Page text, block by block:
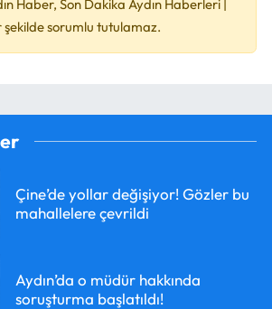
Haber, Son Dakika Aydın Haberleri |
şekilde sorumlu tutulamaz.
Çine’de yollar değişiyor! Gözler bu
mahallelere çevrildi
Aydın’da o müdür hakkında
soruşturma başlatıldı!